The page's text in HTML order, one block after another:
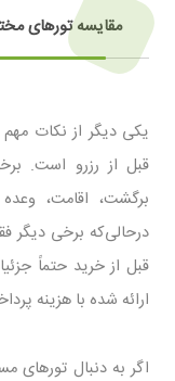
مقایسه تورهای
یکی دیگر از نکات
قبل از رزرو است.
برگشت، اقامت،
درحالی‌که برخی دیگر
قبل از خرید حتماً
ارائه ‌شده با هزینه
اگر به دنبال تورهای